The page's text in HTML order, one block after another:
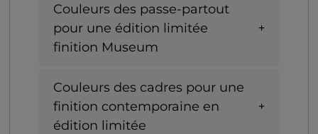
Couleurs des passe-partout
pour une édition limitée
finition Museum
Couleurs des cadres pour une
finition contemporaine en
édition limitée